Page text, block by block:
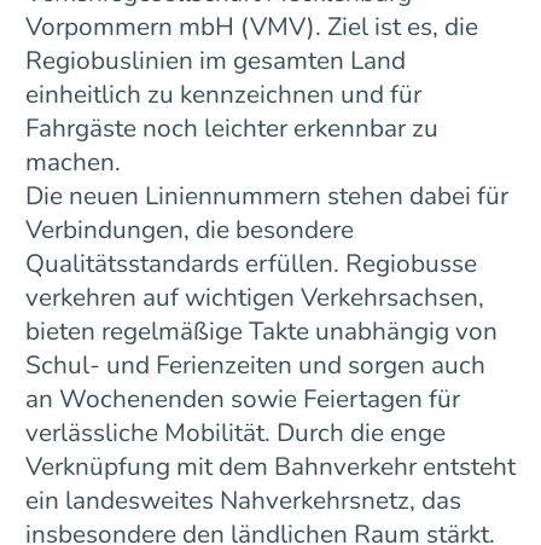
Vorpommern mbH (VMV). Ziel ist es, die
Regiobuslinien im gesamten Land
einheitlich zu kennzeichnen und für
Fahrgäste noch leichter erkennbar zu
machen.
Die neuen Liniennummern stehen dabei für
Verbindungen, die besondere
Qualitätsstandards erfüllen. Regiobusse
verkehren auf wichtigen Verkehrsachsen,
bieten regelmäßige Takte unabhängig von
Schul- und Ferienzeiten und sorgen auch
an Wochenenden sowie Feiertagen für
verlässliche Mobilität. Durch die enge
Verknüpfung mit dem Bahnverkehr entsteht
ein landesweites Nahverkehrsnetz, das
insbesondere den ländlichen Raum stärkt.